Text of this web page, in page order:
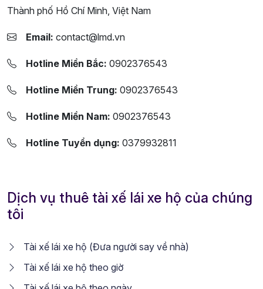
Thành phố Hồ Chí Minh, Việt Nam
Email: contact@lmd.vn
Hotline Miền Bắc: 0902376543
Hotline Miền Trung: 0902376543
Hotline Miền Nam: 0902376543
Hotline Tuyển dụng: 0379932811
Dịch vụ thuê tài xế lái xe hộ của chúng
tôi
Tài xế lái xe hộ (Đưa người say về nhà)
Tài xế lái xe hộ theo giờ